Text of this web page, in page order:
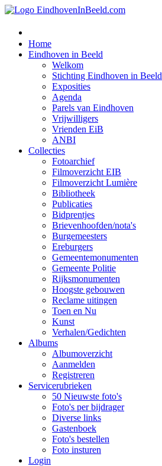
Home
Eindhoven in Beeld
Welkom
Stichting Eindhoven in Beeld
Exposities
Agenda
Parels van Eindhoven
Vrijwilligers
Vrienden EiB
ANBI
Collecties
Fotoarchief
Filmoverzicht EIB
Filmoverzicht Lumière
Bibliotheek
Publicaties
Bidprentjes
Brievenhoofden/nota's
Burgemeesters
Ereburgers
Gemeentemonumenten
Gemeente Politie
Rijksmonumenten
Hoogste gebouwen
Reclame uitingen
Toen en Nu
Kunst
Verhalen/Gedichten
Albums
Albumoverzicht
Aanmelden
Registreren
Servicerubrieken
50 Nieuwste foto's
Foto's per bijdrager
Diverse links
Gastenboek
Foto's bestellen
Foto insturen
Login